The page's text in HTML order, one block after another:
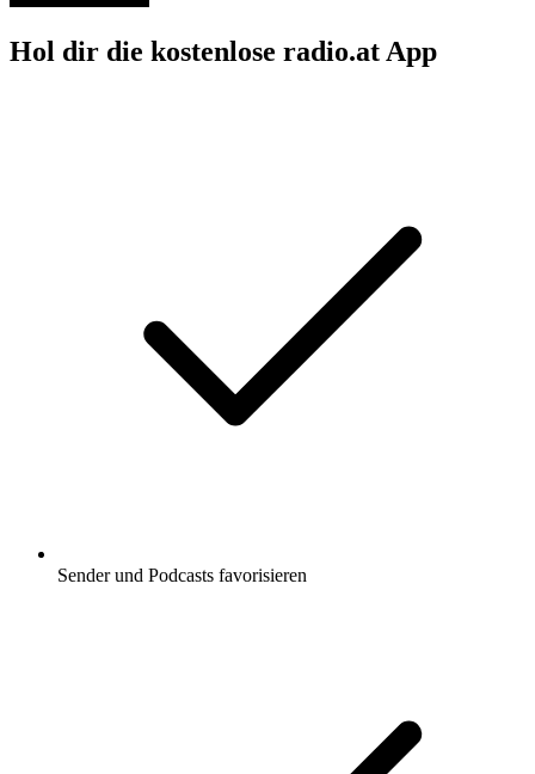
Hol dir die kostenlose radio.at App
Sender und Podcasts favorisieren